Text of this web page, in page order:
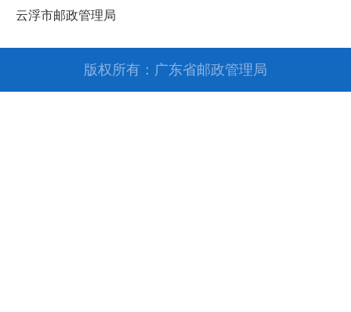
云浮市邮政管理局
版权所有：广东省邮政管理局